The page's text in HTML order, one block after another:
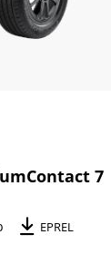
7
EPREL